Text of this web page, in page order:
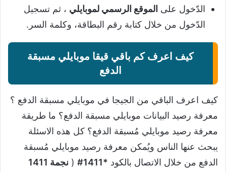
الدّخول على الموقع الرسمي لموبايلي ، ثم تسجيل
الدّخول من خلال كتابة رقم البطاقة، وكلمة السر.
كيف اعرف كم باقي قيقا موبايلي مسبقة
الدفع
كيف اعرف الباقي من الجيجا في موبايلي مسبقة الدفع ؟
معرفة رصيد البيانات موبايلي مسبقة الدفع؟ ما طريقة
معرفة رصيد موبايلي مُسبقة الدفع؟ كل هذه الاسئلة
يبحث عنها الناس ويُمكن معرفة رصيد موبايلي مُسبقة
الدفع من خلال الاتصال بالكود *1411#
(
نجمة 1411